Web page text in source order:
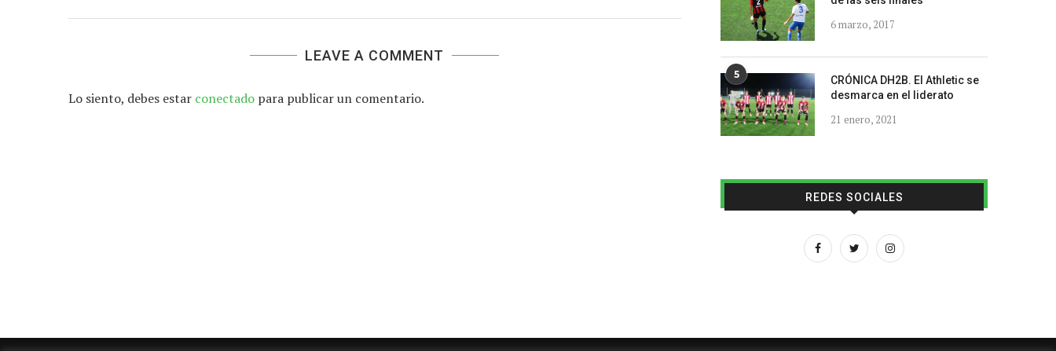
LEAVE A COMMENT
Lo siento, debes estar conectado para publicar un comentario.
6 marzo, 2017
5
CRÓNICA DH2B. El Athletic se
desmarca en el liderato
21 enero, 2021
REDES SOCIALES